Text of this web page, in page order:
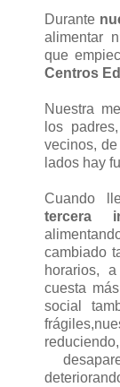
Durante
alimentar
que
Centros
Nuestra
los
vecinos,
lados hay
Cuando
tercera
cambiado
horarios,
cuesta
social